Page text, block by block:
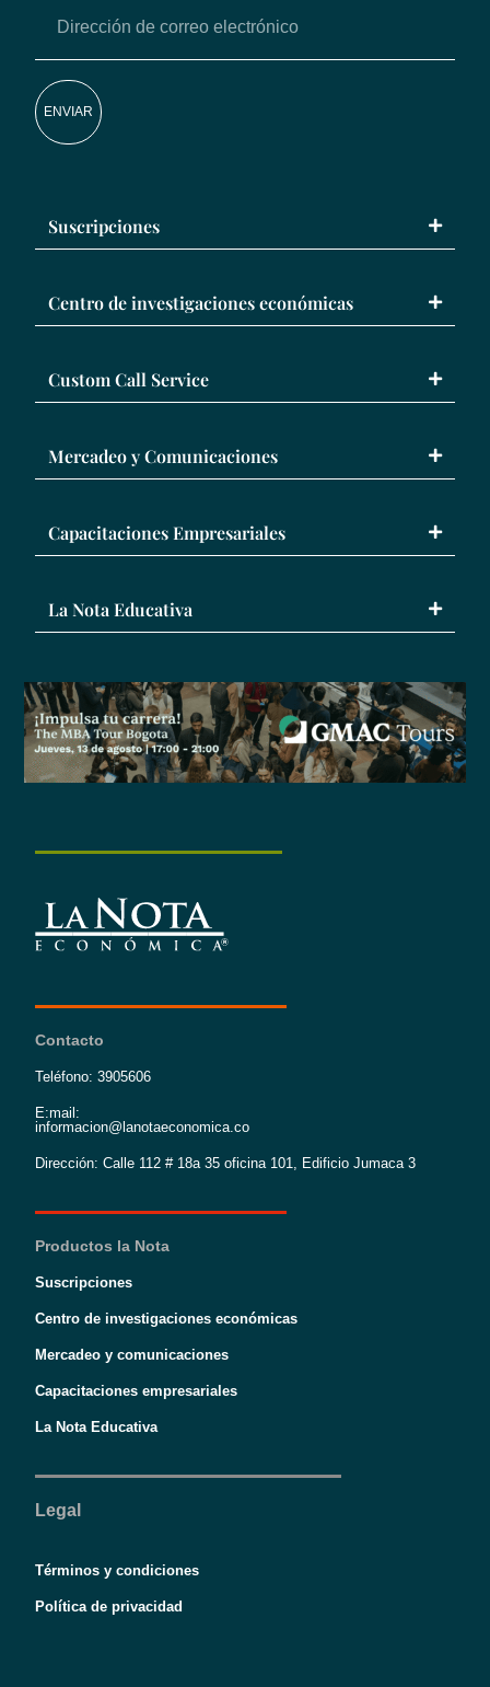
ENVIAR
Suscripciones
Centro de investigaciones económicas
Custom Call Service
Mercadeo y Comunicaciones
Capacitaciones Empresariales
La Nota Educativa
Contacto
Teléfono: 3905606
E:mail:
informacion@lanotaeconomica.co
Dirección: Calle 112 # 18a 35 oficina 101, Edificio Jumaca 3
Productos la Nota
Suscripciones
Centro de investigaciones económicas
Mercadeo y comunicaciones
Capacitaciones empresariales
La Nota Educativa
Legal
Términos y condiciones
Política de privacidad